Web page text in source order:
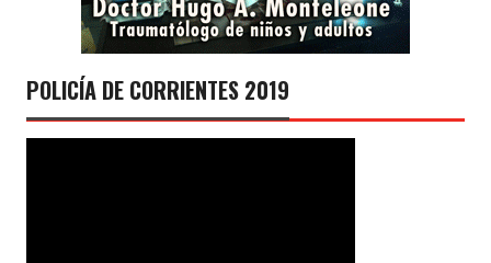
POLICÍA DE CORRIENTES 2019